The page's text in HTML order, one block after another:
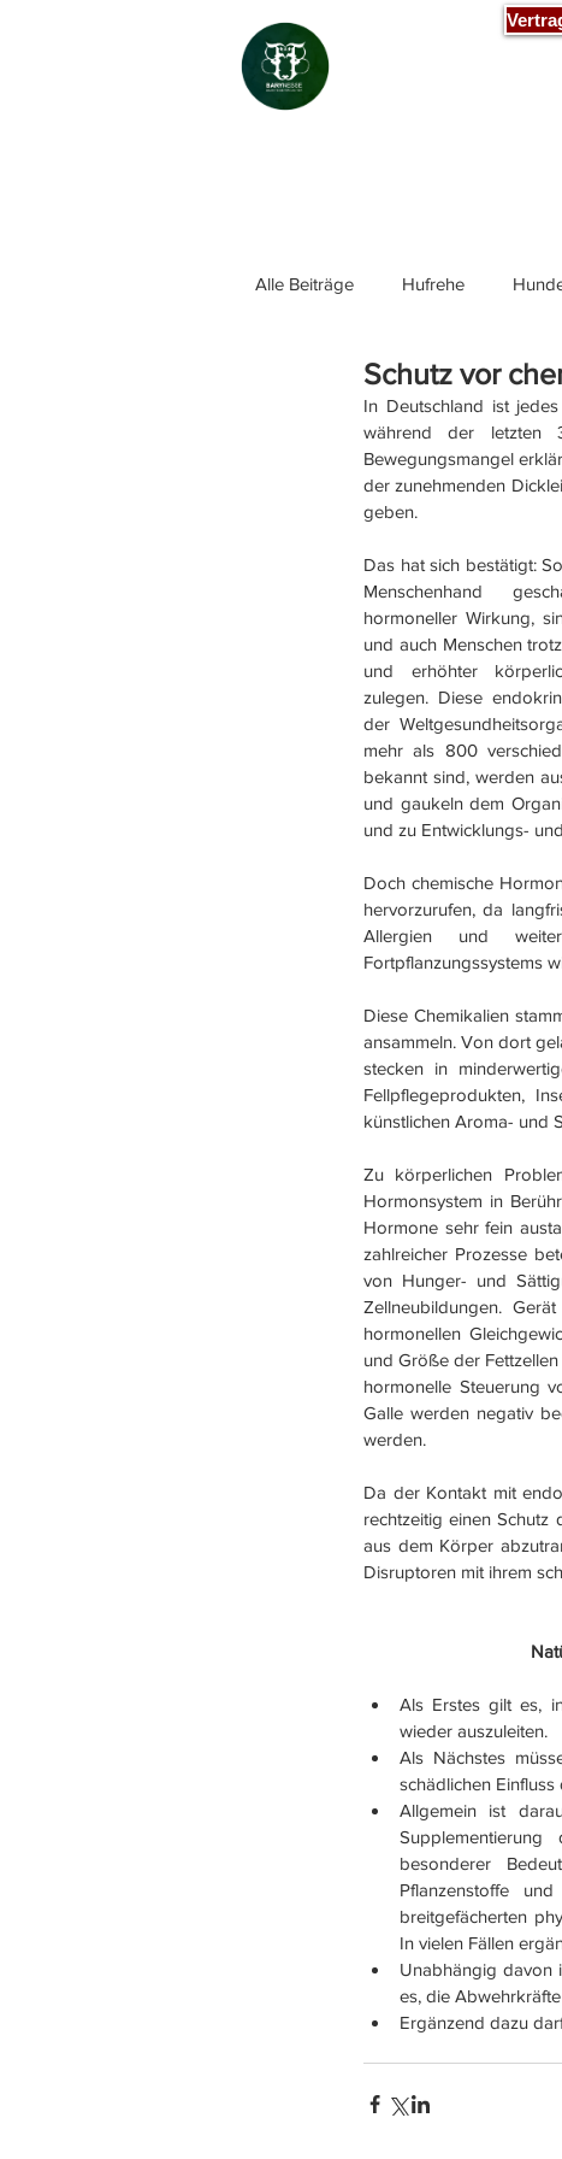
Alle Beiträge Hufrehe
Fütterung - Hund
Schutz vor
​​​​In Deutschland ist
während der letzten
Bewegungsmangel
der zunehmenden
geben.
​​Das hat sich bestätigt:
Menschenhand
hormoneller Wirkung,
und auch Menschen
und erhöhter
zulegen. Diese
der
mehr als 800
bekannt sind, werden
und gaukeln dem
und zu Entwicklungs-
Doch chemische
hervorzurufen, da
Allergien und
Fortpflanzungssystems
Diese Chemikalien
ansammeln. Von dort
stecken in
Fellpflegeprodukten,
künstlichen Aroma- und
Zu körperlichen
Hormonsystem in
Hormone sehr fein
zahlreicher Prozesse
von Hunger- und
Zellneubildungen.
hormonellen
und Größe der
hormonelle Steuerung
Galle werden negativ
werden.
Da der Kontakt mit
rechtzeitig einen
aus dem Körper
Disruptoren mit ihrem
Als Erstes gilt es,
wieder auszuleiten.
Als Nächstes
schädlichen
Allgemein ist
besonderer
Pflanzenstoffe
breitgefächerten
In vielen Fällen
Unabhängig davon
es, die
Ergänzend dazu